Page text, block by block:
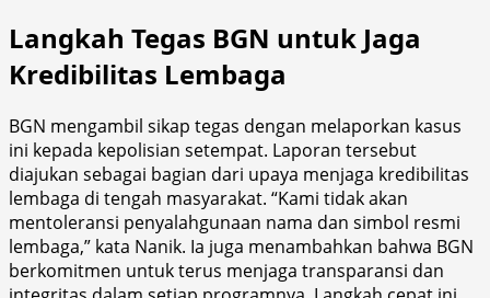
Langkah Tegas BGN untuk Jaga
Kredibilitas Lembaga
BGN mengambil sikap tegas dengan melaporkan kasus
ini kepada kepolisian setempat. Laporan tersebut
diajukan sebagai bagian dari upaya menjaga kredibilitas
lembaga di tengah masyarakat. “Kami tidak akan
mentoleransi penyalahgunaan nama dan simbol resmi
lembaga,” kata Nanik. Ia juga menambahkan bahwa BGN
berkomitmen untuk terus menjaga transparansi dan